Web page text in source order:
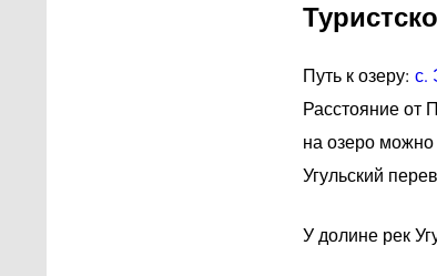
Путь к озеру: с.
Расстояние от
на озеро можно
Угульский
У долине рек